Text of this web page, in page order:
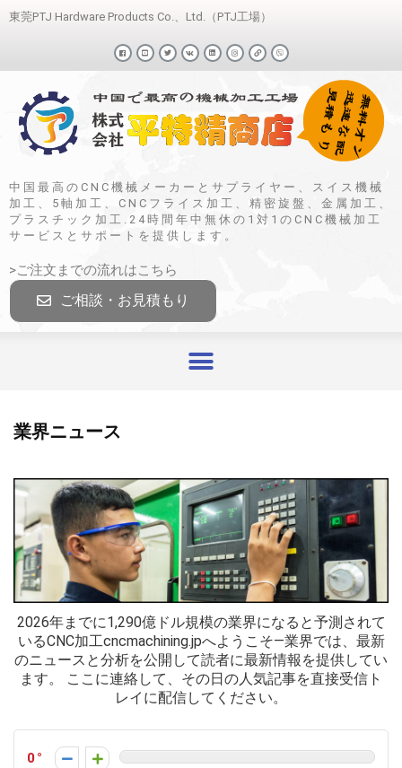
東莞PTJ Hardware Products Co.、Ltd.（PTJ工場）
中国最高のCNC機械メーカーとサプライヤー、スイス機械
加工、5軸加工、CNCフライス加工、精密旋盤、金属加工、
プラスチック加工.24時間年中無休の1対1のCNC機械加工
サービスとサポートを提供します。
>ご注文までの流れはこちら
ご相談・お見積もり
業界ニュース
2026年までに1,290億ドル規模の業界になると予測されて
いるCNC加工cncmachining.jpへようこそ—業界では、最新
のニュースと分析を公開して読者に最新情報を提供してい
ます。 ここに連絡して、その日の人気記事を直接受信ト
レイに配信してください。
0